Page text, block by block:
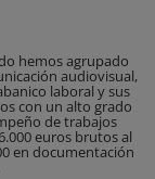
hemos agrupado
audiovisual,
laboral y sus
con un alto grado
de trabajos
euros brutos al
en documentación